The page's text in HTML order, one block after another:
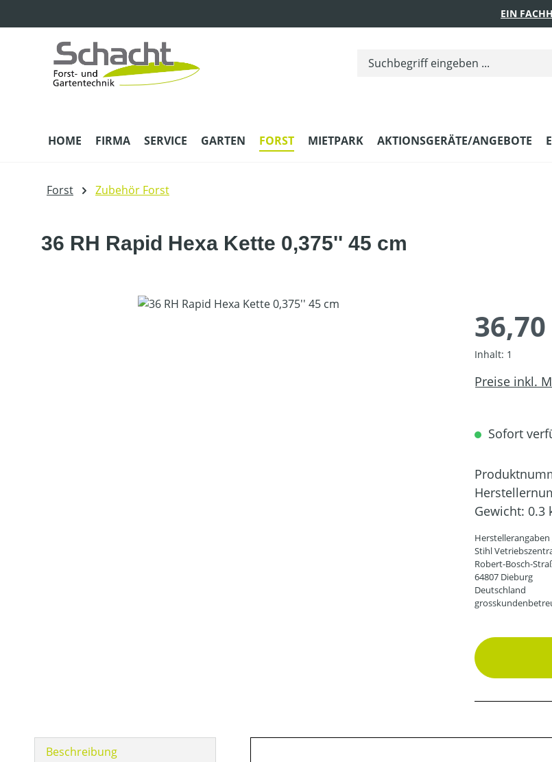
EIN
HOME FIRMA SERVICE GARTEN FORST MIETPARK AKTIONSGERÄTE/ANGEBOTE
Forst Zubehör Forst
36 RH Rapid Hexa Kette 0,375'' 45 cm
Bildergalerie überspringen
Inhalt: 1
Preise inkl.
Sofort
Gewicht: 0.3
Stihl
Robert-Bosch-
64807 Dieburg
Deutschland
Beschreibung